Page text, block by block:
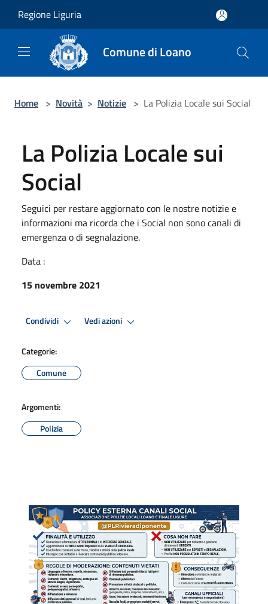
Regione Liguria
Comune di Loano
Home > Novità > Notizie > La Polizia Locale sui Social
La Polizia Locale sui
Social
Seguici per restare aggiornato con le nostre notizie e
informazioni ma ricorda che i Social non sono canali di
emergenza o di segnalazione.
Data :
15 novembre 2021
Condividi Vedi azioni
Categorie:
Comune
Argomenti:
Polizia